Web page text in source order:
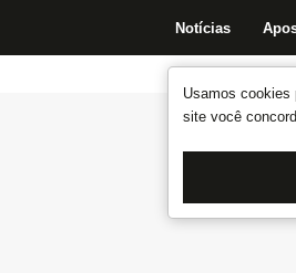
Usamos cookies
site você
Notícias